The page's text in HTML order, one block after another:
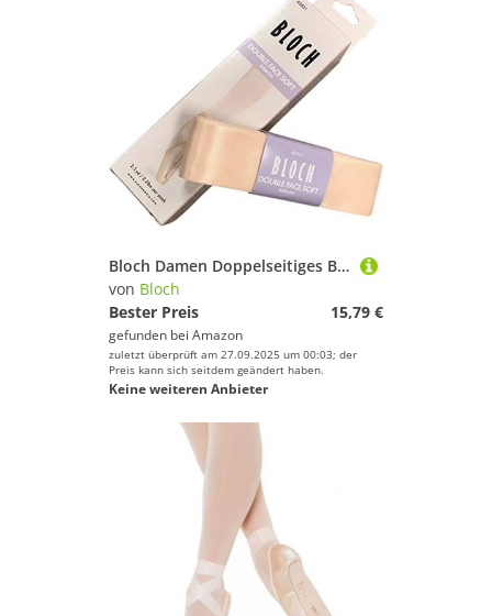
Bloch Damen Doppelseitiges Band für Ballett-/Spitzenschuh, Pink, Einheitsgröße
von Bloch
Bester Preis
15,79 €
gefunden bei Amazon
zuletzt überprüft am 27.09.2025 um 00:03; der
Preis kann sich seitdem geändert haben.
Keine weiteren Anbieter